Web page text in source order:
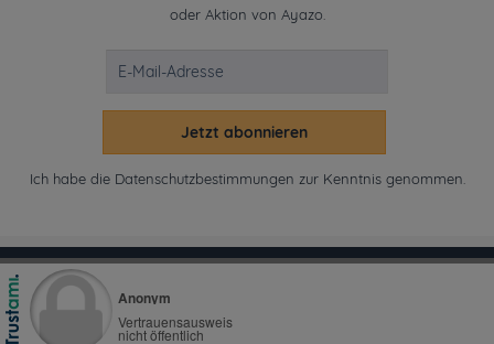
oder Aktion von Ayazo.
Jetzt abonnieren
Ich habe die Datenschutzbestimmungen zur Kenntnis genommen.